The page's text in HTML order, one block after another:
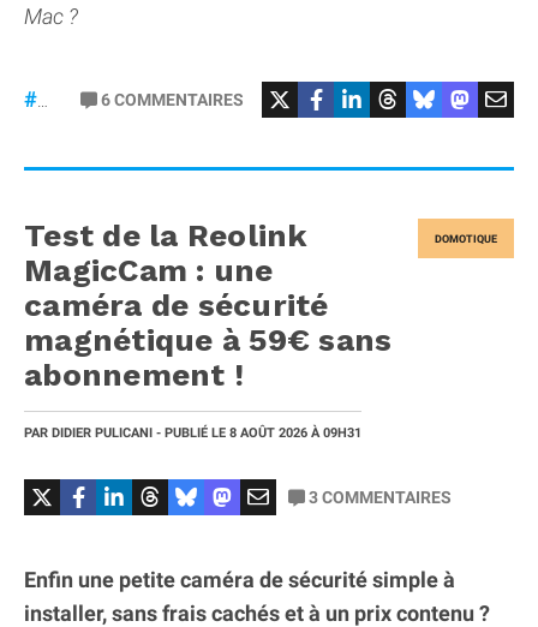
Mac ?
6COMMENTAIRES
DOMOTIQUE
Test de la Reolink
MagicCam : une
caméra de sécurité
magnétique à 59€ sans
abonnement !
PAR DIDIER PULICANI - PUBLIÉ LE 8 AOÛT 2026 À 09H31
3COMMENTAIRES
Enfin une petite caméra de sécurité simple à
installer, sans frais cachés et à un prix contenu ?